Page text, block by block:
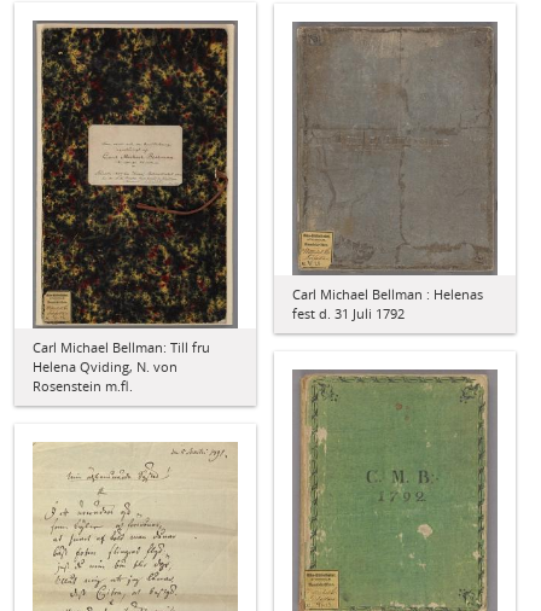
Carl Michael Bellman: Till fru
Helena Qviding, N. von
Rosenstein m.fl.
Carl Michael Bellman : Helenas
fest d. 31 Juli 1792